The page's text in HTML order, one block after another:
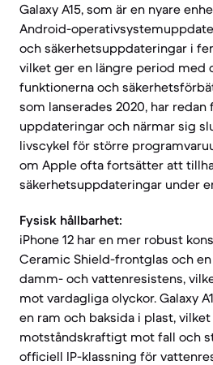
Galaxy A15, som är en nyare
Android-
och säkerhetsuppdateringar i
vilket ger en längre period med
funktionerna och
som lanserades 2020, har redan
uppdateringar och närmar sig
livscykel för större
om Apple ofta fortsätter att
säkerhetsuppdateringar under
Fysisk hållbarhet:
iPhone 12 har en mer robust
Ceramic Shield-frontglas och
damm- och vattenresistens,
mot vardagliga olyckor. Galaxy
en ram och baksida i plast,
motståndskraftigt mot fall och
officiell IP-klassning för